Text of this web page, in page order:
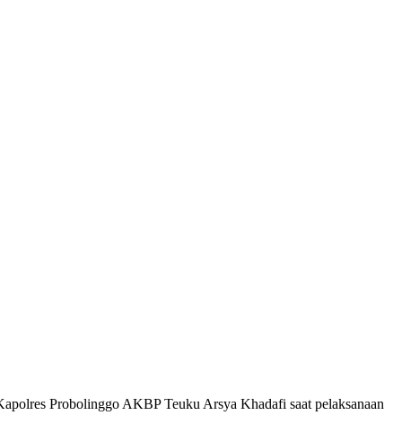
Probolinggo AKBP Teuku Arsya Khadafi saat pelaksanaan